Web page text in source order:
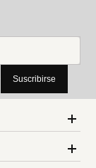
Suscribirse